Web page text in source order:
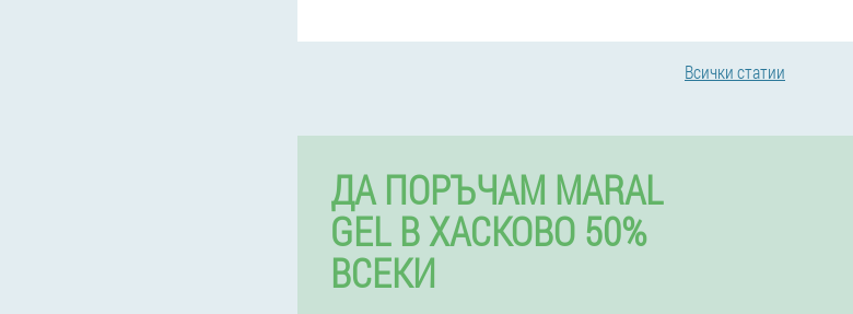
Всички статии
ДА ПОРЪЧАМ MARAL
GEL В ХАСКОВО 50%
ВСЕКИ